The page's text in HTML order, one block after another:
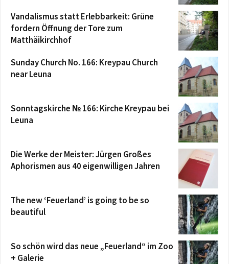
Vandalismus statt Erlebbarkeit: Grüne
fordern Öffnung der Tore zum
Matthäikirchhof
Sunday Church No. 166: Kreypau Church
near Leuna
Sonntagskirche № 166: Kirche Kreypau bei
Leuna
Die Werke der Meister: Jürgen Großes
Aphorismen aus 40 eigenwilligen Jahren
The new ‘Feuerland’ is going to be so
beautiful
So schön wird das neue „Feuerland“ im Zoo
+ Galerie